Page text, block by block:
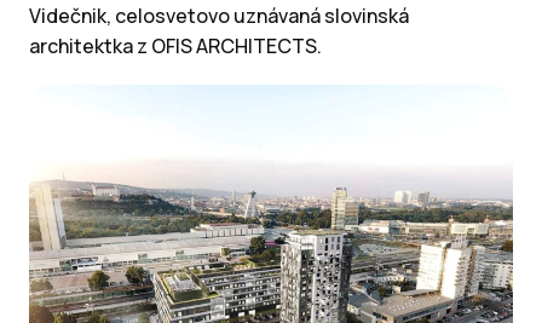
Videčnik, celosvetovo uznávaná slovinská
architektka z OFIS ARCHITECTS.